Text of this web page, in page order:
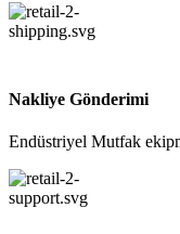
Nakliye Gönderimi
Endüstriyel Mutfak